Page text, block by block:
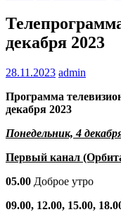
декабря 2023
28.11.2023 admin
Программа
декабря 2023
Понедельник, 4
Первый канал
05.00 Доброе утро
09.00, 12.00, 15.00,